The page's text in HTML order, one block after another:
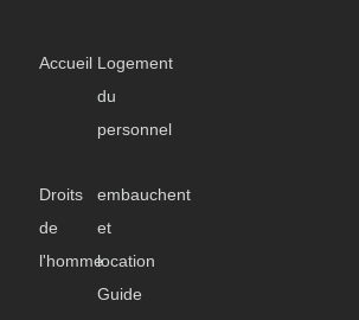
Accueil Logement
du
personnel
Droits
de
l'homme
embauchent
et
location
Guide